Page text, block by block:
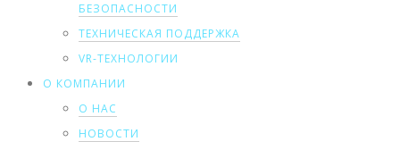
БЕЗОПАСНОСТИ
ТЕХНИЧЕСКАЯ ПОДДЕРЖКА
VR-ТЕХНОЛОГИИ
О КОМПАНИИ
О НАС
НОВОСТИ